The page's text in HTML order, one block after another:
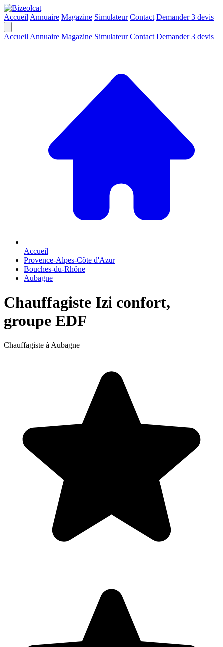
Accueil Annuaire Magazine Simulateur Contact Demander 3 devis
Accueil Annuaire Magazine Simulateur Contact Demander 3 devis
Accueil
Provence-Alpes-Côte d'Azur
Bouches-du-Rhône
Aubagne
Chauffagiste Izi confort,
groupe EDF
Chauffagiste à Aubagne